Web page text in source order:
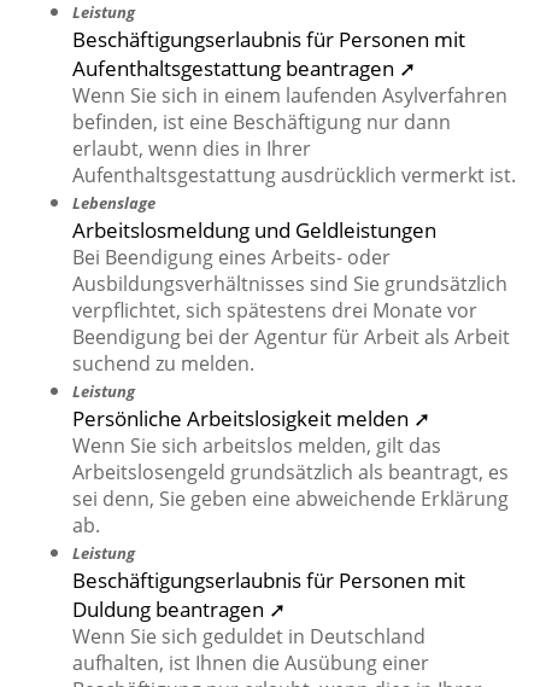
Leistung
Beschäftigungserlaubnis für Personen mit
Aufenthaltsgestattung beantragen ➚
Wenn Sie sich in einem laufenden Asylverfahren
befinden, ist eine Beschäftigung nur dann
erlaubt, wenn dies in Ihrer
Aufenthaltsgestattung ausdrücklich vermerkt ist.
Lebenslage
Arbeitslosmeldung und Geldleistungen
Bei Beendigung eines Arbeits- oder
Ausbildungsverhältnisses sind Sie grundsätzlich
verpflichtet, sich spätestens drei Monate vor
Beendigung bei der Agentur für Arbeit als Arbeit
suchend zu melden.
Leistung
Persönliche Arbeitslosigkeit melden ➚
Wenn Sie sich arbeitslos melden, gilt das
Arbeitslosengeld grundsätzlich als beantragt, es
sei denn, Sie geben eine abweichende Erklärung
ab.
Leistung
Beschäftigungserlaubnis für Personen mit
Duldung beantragen ➚
Wenn Sie sich geduldet in Deutschland
aufhalten, ist Ihnen die Ausübung einer